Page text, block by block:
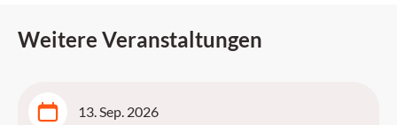
Weitere Veranstaltungen
13. Sep. 2026